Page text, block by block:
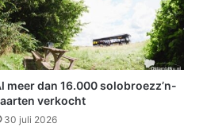
meer dan 16.000 solobroezz’n-
verkocht
30 juli 2026